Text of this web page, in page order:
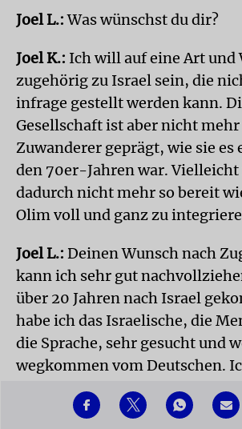
Joel L.:Was wünschst du dir?
Joel K.: Ich will auf eine Art und
zugehörig zu Israel sein, die
infrage gestellt werden kann.
Gesellschaft ist aber nicht
Zuwanderer geprägt, wie sie es
den 70er-Jahren war. Vielleicht
dadurch nicht mehr so bereit
Olim voll und ganz zu
Joel L.: Deinen Wunsch nach
kann ich sehr gut
über 20 Jahren nach Israel
habe ich das Israelische, die
die Sprache, sehr gesucht und
wegkommen vom Deutschen.
israelische Freunde und habe
Frau geheiratet. Dabei wäre es